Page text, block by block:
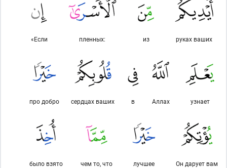
руках ваших
из
пленных:
«Если
узнает
Аллах
в
сердцах ваших
про добро
Он дарует вам
лучшее
чем то, что
было взято